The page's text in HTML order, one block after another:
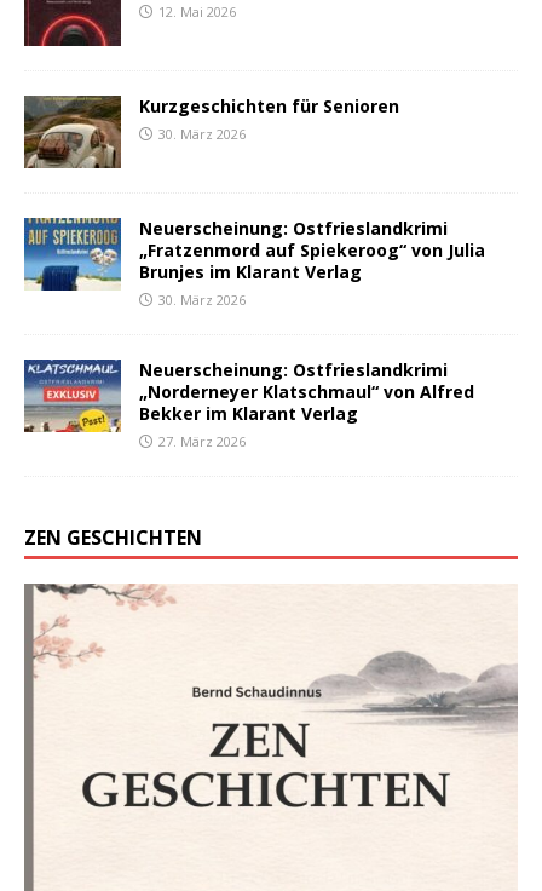
12. Mai 2026
Kurzgeschichten für Senioren
30. März 2026
Neuerscheinung: Ostfrieslandkrimi
„Fratzenmord auf Spiekeroog“ von Julia
Brunjes im Klarant Verlag
30. März 2026
Neuerscheinung: Ostfrieslandkrimi
„Norderneyer Klatschmaul“ von Alfred
Bekker im Klarant Verlag
27. März 2026
ZEN GESCHICHTEN